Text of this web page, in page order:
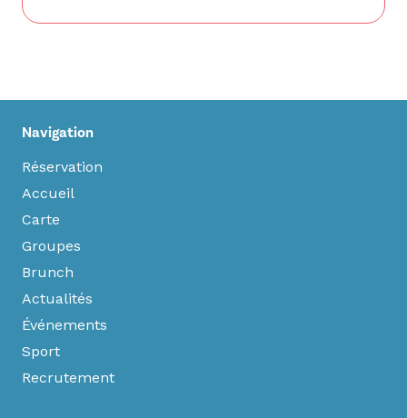
Navigation
Réservation
Accueil
Carte
Groupes
Brunch
Actualités
Événements
Sport
Recrutement